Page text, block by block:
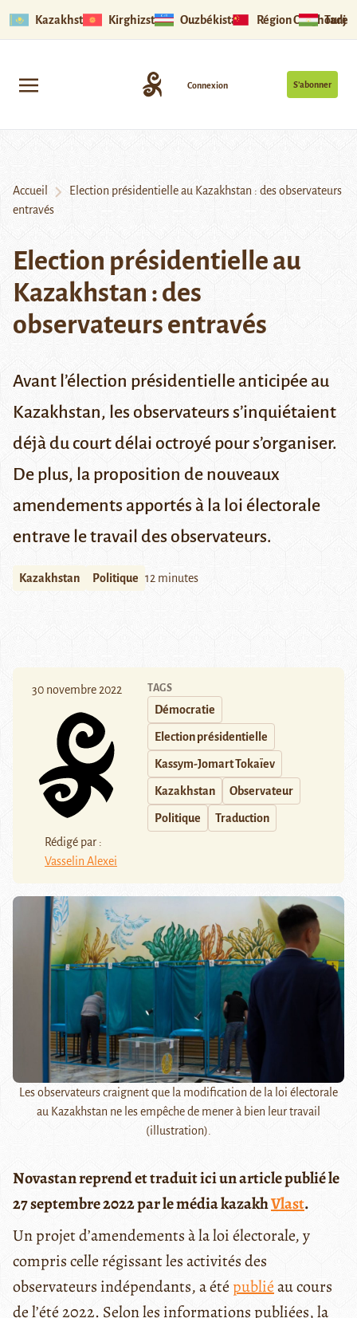
Kazakhstan Kirghizstan Ouzbékistan Région Ouïghoure
S’abonner
Connexion
Accueil
Election présidentielle au Kazakhstan : des observateurs
entravés
Election présidentielle au
Kazakhstan : des
observateurs entravés
Avant l’élection présidentielle anticipée au
Kazakhstan, les observateurs s’inquiétaient
déjà du court délai octroyé pour s’organiser.
De plus, la proposition de nouveaux
amendements apportés à la loi électorale
entrave le travail des observateurs.
Kazakhstan Politique 12 minutes
30 novembre 2022
Rédigé par :
Vasselin Alexei
TAGS
Démocratie
Election présidentielle
Kassym-Jomart Tokaïev
Kazakhstan Observateur
Politique Traduction
Les observateurs craignent que la modification de la loi électorale
au Kazakhstan ne les empêche de mener à bien leur travail
(illustration).
Novastan reprend et traduit ici un article publié le
27 septembre 2022 par le média kazakhVlast.
Un projet d’amendements à la loi électorale, y
compris celle régissant les activités des
observateurs indépendants, a étépubliéau cours
de l’été 2022. Selon les informations publiées, la